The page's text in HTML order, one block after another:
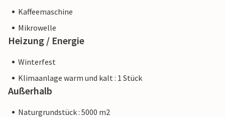
Kaffeemaschine
Mikrowelle
Heizung / Energie
Winterfest
Klimaanlage warm und kalt : 1 Stück
Außerhalb
Naturgrundstück : 5000 m2